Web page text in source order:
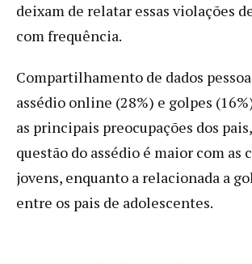
deixam de relatar essas violações
com frequência.
Compartilhamento de dados
assédio online (28%) e golpes
as principais preocupações dos
questão do assédio é maior com as
jovens, enquanto a relacionada a
entre os pais de adolescentes.